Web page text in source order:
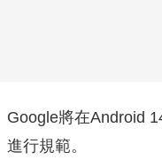
Google將在Android
進行規範。